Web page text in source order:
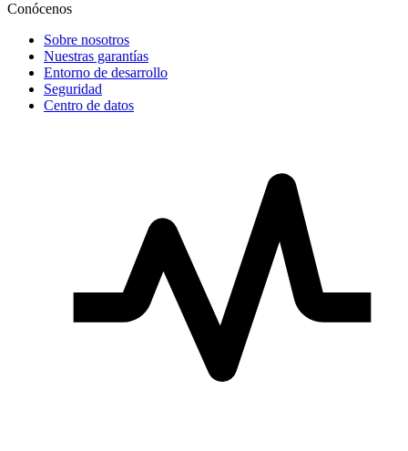
Conócenos
Sobre nosotros
Nuestras garantías
Entorno de desarrollo
Seguridad
Centro de datos